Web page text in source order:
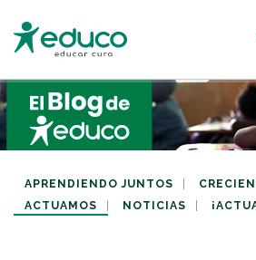
MIS DATOS
MIS
APRENDIENDO JUNTOS
ACTUAMOS
NOTICIAS